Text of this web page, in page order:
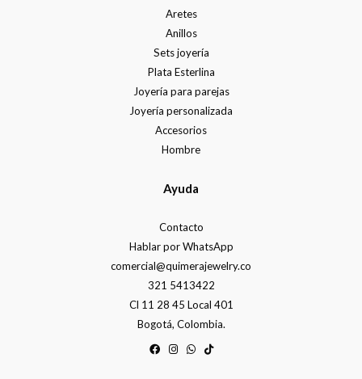
Aretes
Anillos
Sets joyería
Plata Esterlina
Joyería para parejas
Joyería personalizada
Accesorios
Hombre
Ayuda
Contacto
Hablar por WhatsApp
comercial@quimerajewelry.co
321 5413422
Cl 11 28 45 Local 401
Bogotá, Colombia.